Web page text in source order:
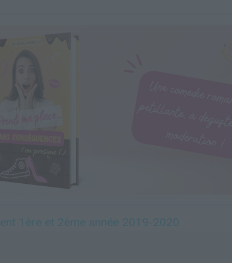
1ère et 2ème année 2019-2020